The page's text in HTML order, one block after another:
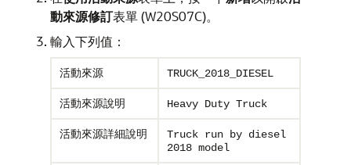
動來源修訂表單 (W20S07C)。
輸入下列值：
活動來源 TRUCK_2018_DIESEL
活動來源說明 Heavy Duty Truck
活動來源詳細說明
Truck run by diesel
2018 model